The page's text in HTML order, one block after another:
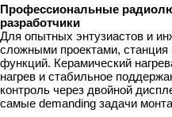
Профессиональные
разработчики
Для опытных энтузиастов и
сложными проектами,
функций. Керамический
нагрев и стабильное
контроль через двойной
самые demanding задачи